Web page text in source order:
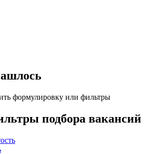
формулировку или фильтры
подбора вакансий